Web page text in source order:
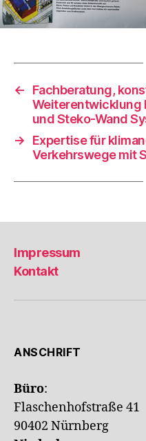
←
Fachberatung,
Weiterentwicklung
und Steko-Wand
→
Expertise für
Verkehrswege mit
Impressum
Kontakt
ANSCHRIFT
Büro:
Flaschenhofstraße 41
90402 Nürnberg